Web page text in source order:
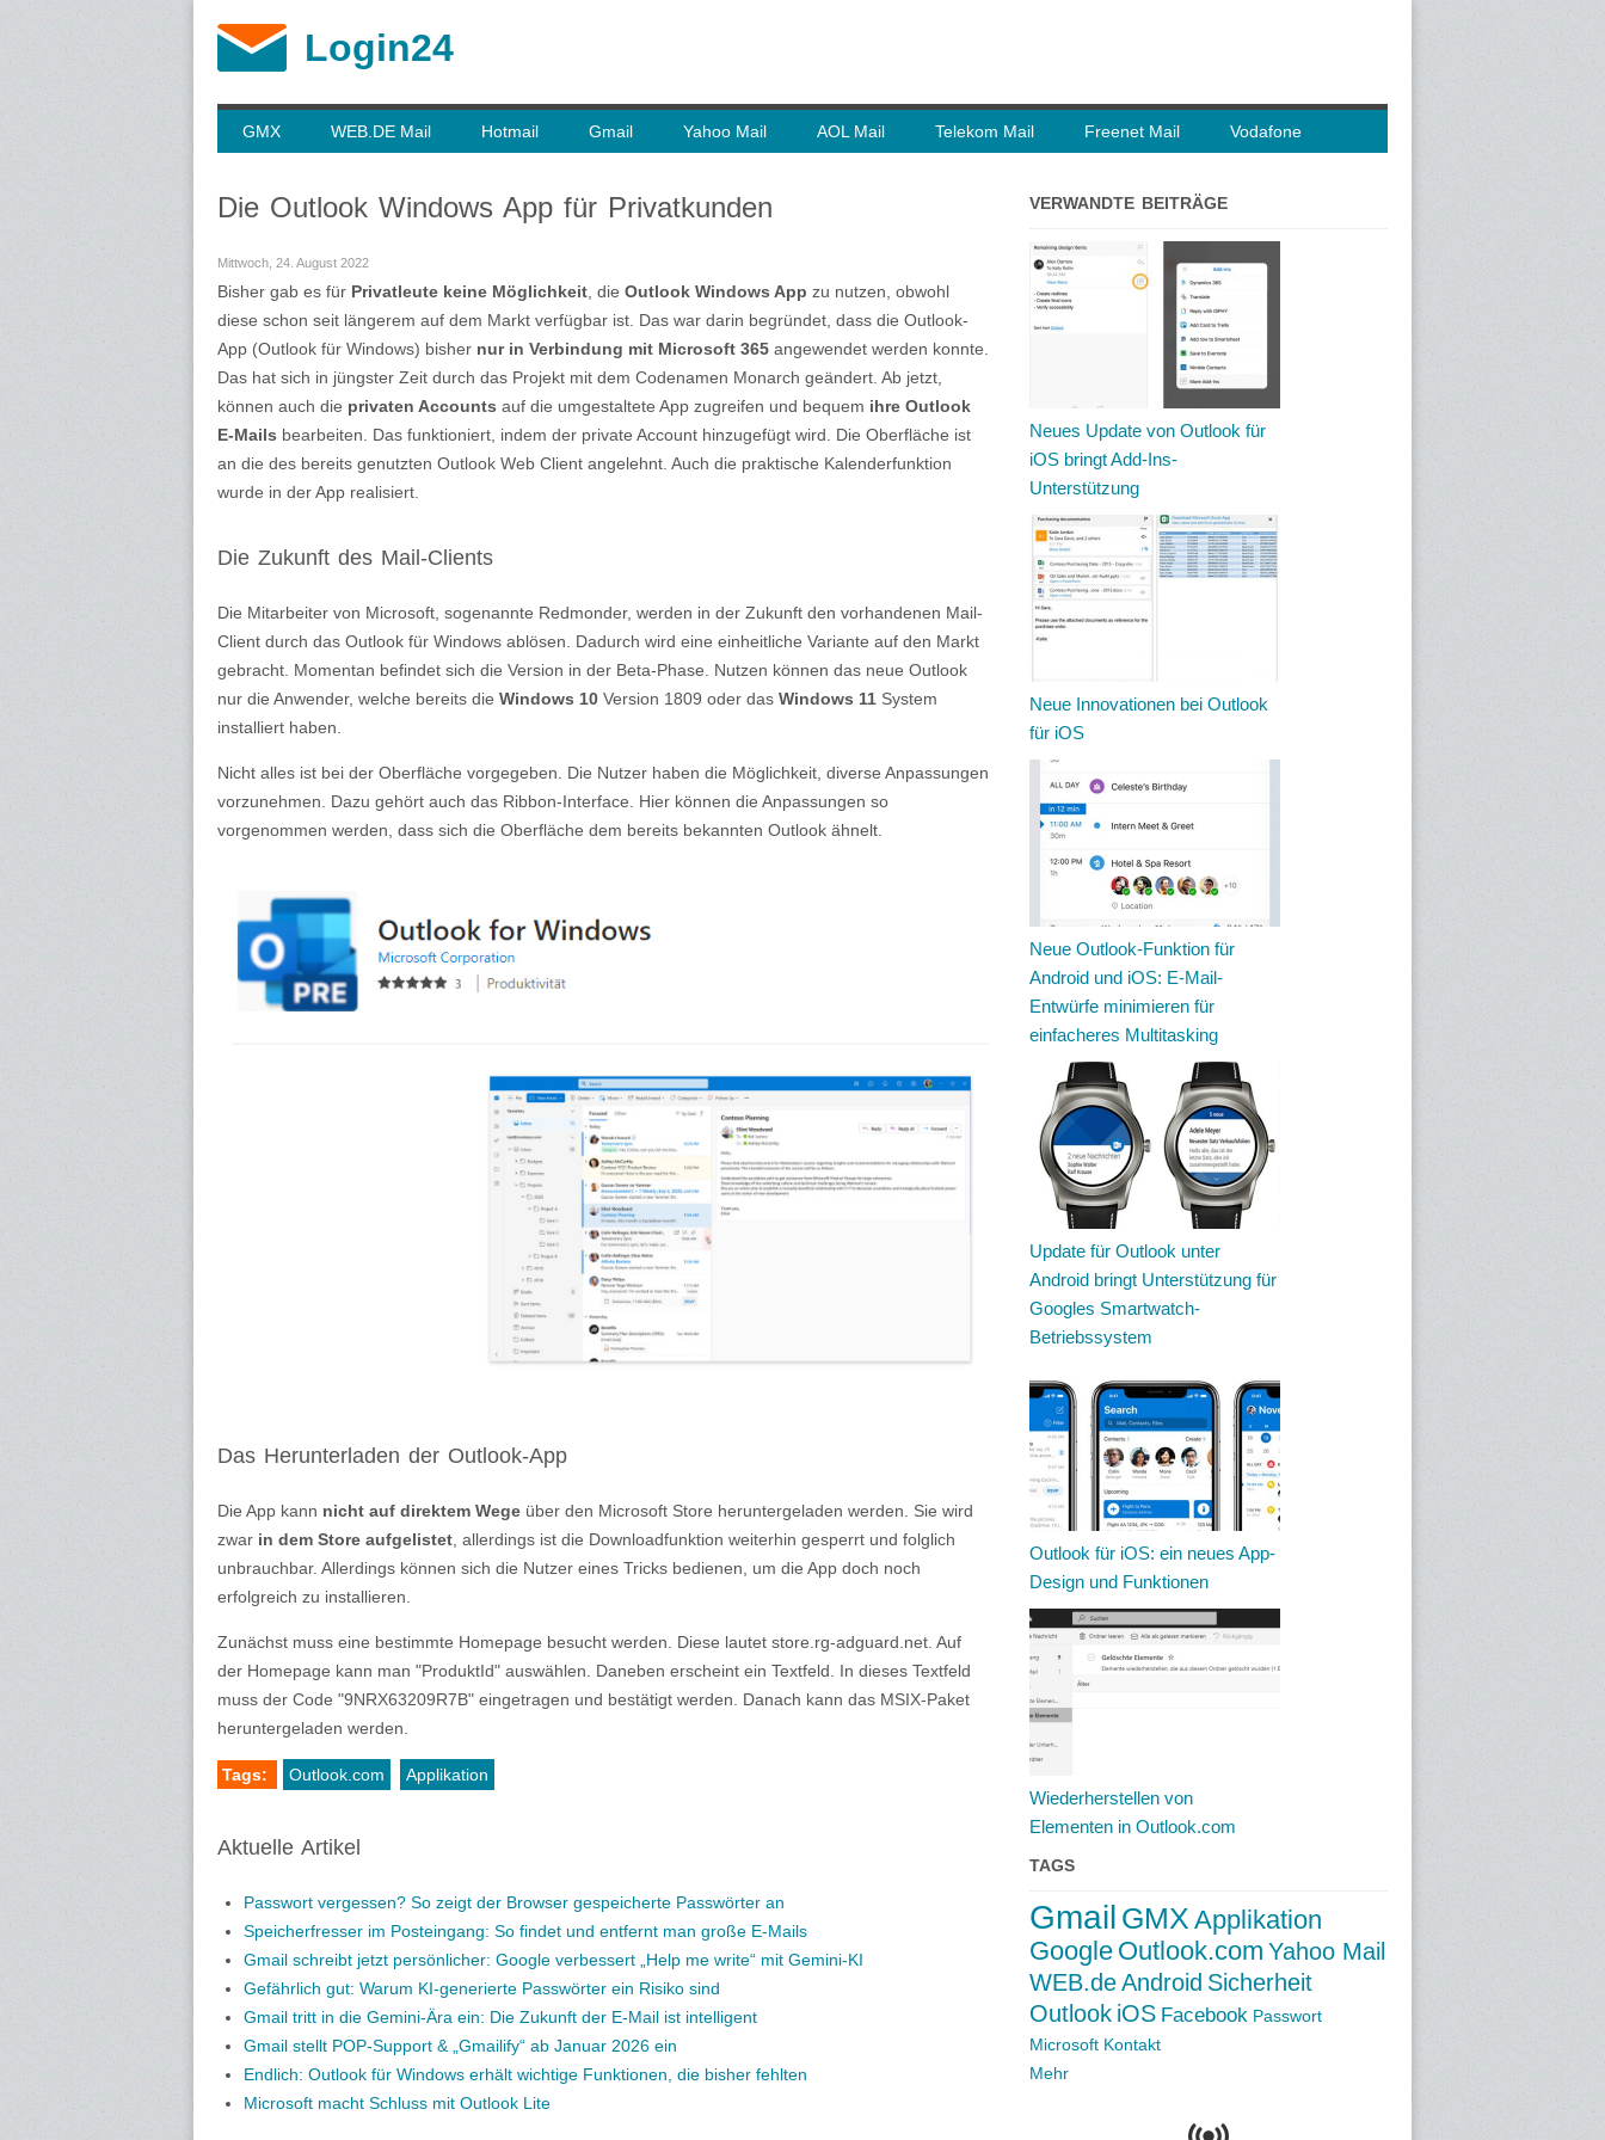
Login24
GMX WEB.DE Mail Hotmail Gmail Yahoo Mail AOL Mail Telekom Mail Freenet Mail Vodafone
Die Outlook Windows App für Privatkunden
Mittwoch, 24. August 2022
Bisher gab es für Privatleute keine Möglichkeit , die Outlook Windows App zu nutzen, obwohl
diese schon seit längerem auf dem Markt verfügbar ist. Das war darin begründet, dass die Outlook-
App (Outlook für Windows) bisher nur in Verbindung mit Microsoft 365 angewendet werden konnte.
Das hat sich in jüngster Zeit durch das Projekt mit dem Codenamen Monarch geändert. Ab jetzt,
können auch die privaten Accounts auf die umgestaltete App zugreifen und bequem ihre Outlook
E-Mails bearbeiten. Das funktioniert, indem der private Account hinzugefügt wird. Die Oberfläche ist
an die des bereits genutzten Outlook Web Client angelehnt. Auch die praktische Kalenderfunktion
wurde in der App realisiert.
Die Zukunft des Mail-Clients
Die Mitarbeiter von Microsoft, sogenannte Redmonder, werden in der Zukunft den vorhandenen Mail-
Client durch das Outlook für Windows ablösen. Dadurch wird eine einheitliche Variante auf den Markt
gebracht. Momentan befindet sich die Version in der Beta-Phase. Nutzen können das neue Outlook
nur die Anwender, welche bereits die Windows 10 Version 1809 oder das Windows 11 System
installiert haben.
Nicht alles ist bei der Oberfläche vorgegeben. Die Nutzer haben die Möglichkeit, diverse Anpassungen
vorzunehmen. Dazu gehört auch das Ribbon-Interface. Hier können die Anpassungen so
vorgenommen werden, dass sich die Oberfläche dem bereits bekannten Outlook ähnelt.
Das Herunterladen der Outlook-App
Die App kann nicht auf direktem Wege über den Microsoft Store heruntergeladen werden. Sie wird
zwar in dem Store aufgelistet , allerdings ist die Downloadfunktion weiterhin gesperrt und folglich
unbrauchbar. Allerdings können sich die Nutzer eines Tricks bedienen, um die App doch noch
erfolgreich zu installieren.
Zunächst muss eine bestimmte Homepage besucht werden. Diese lautet store.rg-adguard.net. Auf
der Homepage kann man "ProduktId" auswählen. Daneben erscheint ein Textfeld. In dieses Textfeld
muss der Code "9NRX63209R7B" eingetragen und bestätigt werden. Danach kann das MSIX-Paket
heruntergeladen werden.
Tags: Outlook.com Applikation
Aktuelle Artikel
Passwort vergessen? So zeigt der Browser gespeicherte Passwörter an
Speicherfresser im Posteingang: So findet und entfernt man große E-Mails
Gmail schreibt jetzt persönlicher: Google verbessert „Help me write“ mit Gemini-KI
Gefährlich gut: Warum KI-generierte Passwörter ein Risiko sind
Gmail tritt in die Gemini-Ära ein: Die Zukunft der E-Mail ist intelligent
Gmail stellt POP-Support & „Gmailify“ ab Januar 2026 ein
Endlich: Outlook für Windows erhält wichtige Funktionen, die bisher fehlten
Microsoft macht Schluss mit Outlook Lite
VERWANDTE BEITRÄGE
Neues Update von Outlook für
iOS bringt Add-Ins-
Unterstützung
Neue Innovationen bei Outlook
für iOS
Neue Outlook-Funktion für
Android und iOS: E-Mail-
Entwürfe minimieren für
einfacheres Multitasking
Update für Outlook unter
Android bringt Unterstützung für
Googles Smartwatch-
Betriebssystem
Outlook für iOS: ein neues App-
Design und Funktionen
Wiederherstellen von
Elementen in Outlook.com
TAGS
Gmail GMX Applikation
Google Outlook.com Yahoo Mail
WEB.deAndroid Sicherheit
Outlook iOS Facebook Passwort
Microsoft Kontakt
Mehr